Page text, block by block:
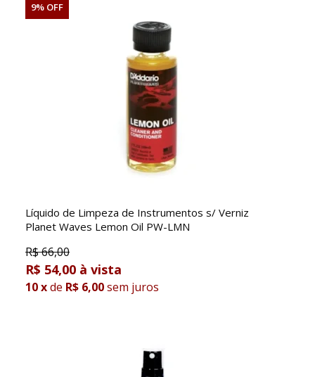
9% OFF
Líquido de Limpeza de Instrumentos s/ Verniz
Planet Waves Lemon Oil PW-LMN
R$66,00
R$ 54,00
10xde R$ 6,00sem juros